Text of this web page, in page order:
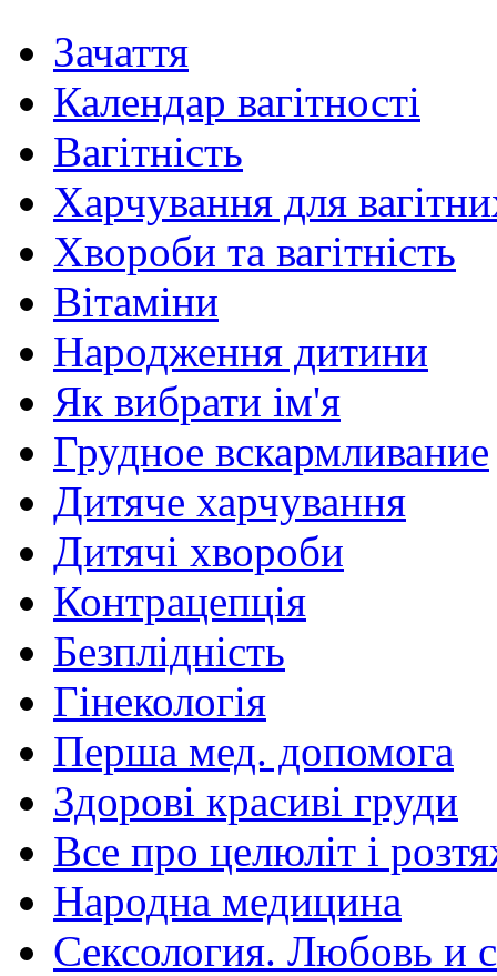
Зачаття
Календар вагітності
Вагітність
Харчування для
Хвороби та вагітність
Вітаміни
Народження дитини
Як вибрати ім'я
Грудное вскармливание
Дитяче харчування
Дитячі хвороби
Контрацепція
Безплідність
Гінекологія
Перша мед. допомога
Здорові красиві груди
Все про целюліт і
Народна медицина
Сексология. Любовь и